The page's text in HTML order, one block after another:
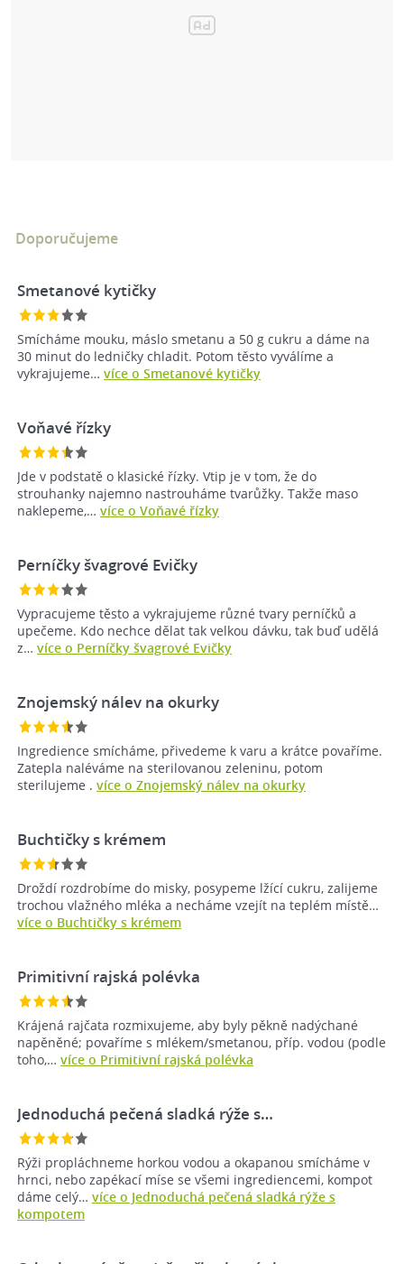
Doporučujeme
Smetanové kytičky
Smícháme mouku, máslo smetanu a 50 g cukru a dáme na
30 minut do ledničky chladit. Potom těsto vyválíme a
vykrajujeme… více o Smetanové kytičky
Voňavé řízky
Jde v podstatě o klasické řízky. Vtip je v tom, že do
strouhanky najemno nastrouháme tvarůžky. Takže maso
naklepeme,… více o Voňavé řízky
Perníčky švagrové Evičky
Vypracujeme těsto a vykrajujeme různé tvary perníčků a
upečeme. Kdo nechce dělat tak velkou dávku, tak buď udělá
z… více o Perníčky švagrové Evičky
Znojemský nálev na okurky
Ingredience smícháme, přivedeme k varu a krátce povaříme.
Zatepla naléváme na sterilovanou zeleninu, potom
sterilujeme . více o Znojemský nálev na okurky
Buchtičky s krémem
Droždí rozdrobíme do misky, posypeme lžící cukru, zalijeme
trochou vlažného mléka a necháme vzejít na teplém místě…
více o Buchtičky s krémem
Primitivní rajská polévka
Krájená rajčata rozmixujeme, aby byly pěkně nadýchané
napěněné; povaříme s mlékem/smetanou, příp. vodou (podle
toho,… více o Primitivní rajská polévka
Jednoduchá pečená sladká rýže s…
Rýži propláchneme horkou vodou a okapanou smícháme v
hrnci, nebo zapékací míse se všemi ingrediencemi, kompot
dáme celý… více o Jednoduchá pečená sladká rýže s
kompotem